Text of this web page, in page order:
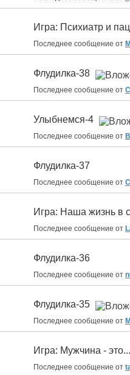
Игра: Психиатр и
Последнее сообщение от
Флудилка-38
Последнее сообщение от
Улыбнемся-4
Последнее сообщение от
Флудилка-37
Последнее сообщение от
Игра: Наша жизнь в
Последнее сообщение от
Флудилка-36
Последнее сообщение от
Флудилка-35
Последнее сообщение от
Игра: Мужчина -
Последнее сообщение от